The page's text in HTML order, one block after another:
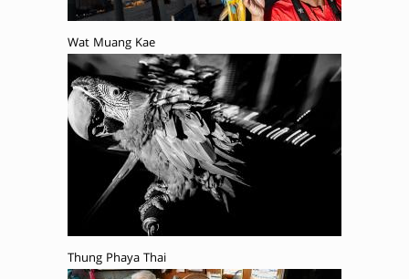
Wat Muang Kae
Thung Phaya Thai